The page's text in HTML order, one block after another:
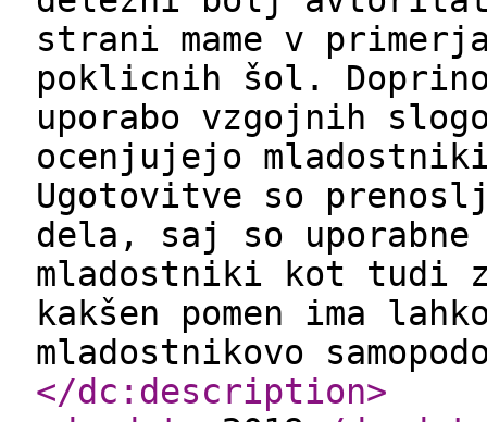
strani mame v
poklicnih šol.
uporabo vzgojnih
ocenjujejo
Ugotovitve so
dela, saj so
mladostniki kot tudi
kakšen pomen ima
mladostnikovo
</dc:description>